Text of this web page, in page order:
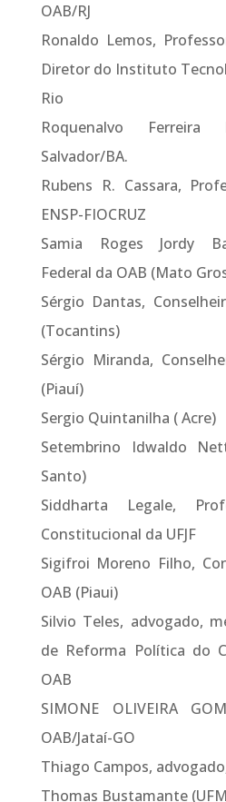
OAB/RJ
Ronaldo Lemos,
Diretor do Instituto
Rio
Roquenalvo Ferreira
Salvador/BA.
Rubens R. Cassara,
ENSP-FIOCRUZ
Samia Roges Jordy
Federal da OAB (Mato
Sérgio Dantas,
(Tocantins)
Sérgio Miranda,
(Piauí)
Sergio Quintanilha ( Acre)
Setembrino Idwaldo
Santo)
Siddharta Legale,
Constitucional da UFJF
Sigifroi Moreno Filho,
OAB (Piaui)
Silvio Teles, advogado,
de Reforma Política do
OAB
SIMONE OLIVEIRA
OAB/Jataí-GO
Thiago Campos,
Thomas Bustamante